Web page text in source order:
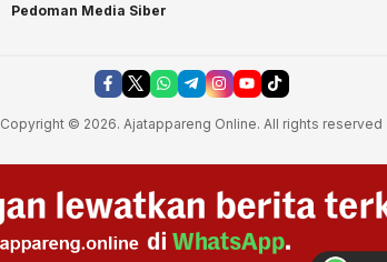
Pedoman Media Siber
Copyright © 2026. Ajatappareng Online. All rights reserved